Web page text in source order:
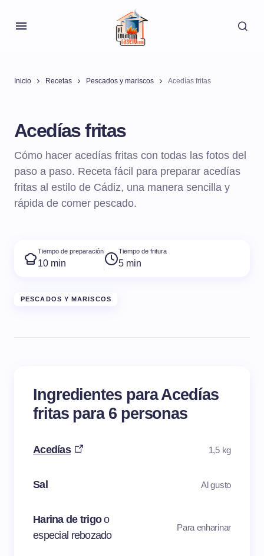
Inicio Recetas Pescados y mariscos Acedías fritas
Acedías fritas
Cómo hacer acedías fritas con todas las fotos del
paso a paso. Receta fácil para preparar acedías
fritas al estilo de Cádiz, una manera sencilla y
rápida de comer pescado.
Tiempo de preparación
10 min
Tiempo de fritura
5 min
PESCADOS Y MARISCOS
Ingredientes para Acedías
fritas para 6 personas
Acedías 1,5 kg
Sal Al gusto
Harina de trigoo
especial rebozado
Para enharinar